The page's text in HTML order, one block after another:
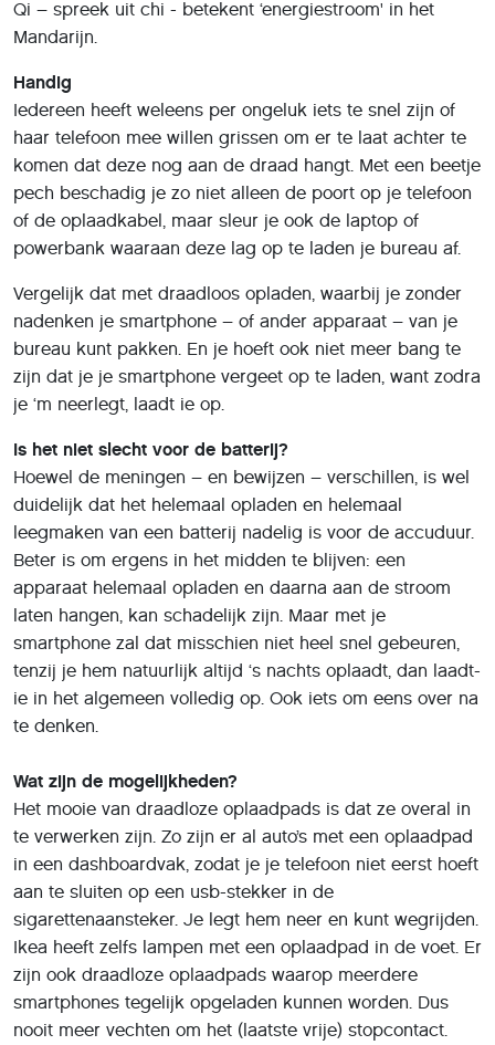
Is het niet slecht voor de batterij?
duidelijk dat het helemaal opladen en helemaal
leegmaken van een batterij nadelig is voor de accuduur.
Beter is om ergens in het midden te blijven: een
apparaat helemaal opladen en daarna aan de stroom
laten hangen, kan schadelijk zijn. Maar met je
smartphone zal dat misschien niet heel snel gebeuren,
tenzij je hem natuurlijk altijd ‘s nachts oplaadt, dan laadt-
ie in het algemeen volledig op. Ook iets om eens over na
te denken.
Wat zijn de mogelijkheden?
Het mooie van draadloze oplaadpads is dat ze overal in
te verwerken zijn. Zo zijn er al auto’s met een oplaadpad
in een dashboardvak, zodat je je telefoon niet eerst hoeft
aan te sluiten op een usb-stekker in de
sigarettenaansteker. Je legt hem neer en kunt wegrijden.
Ikea heeft zelfs lampen met een oplaadpad in de voet. Er
zijn ook draadloze oplaadpads waarop meerdere
smartphones tegelijk opgeladen kunnen worden. Dus
nooit meer vechten om het (laatste vrije) stopcontact.
Welke telefoons kun je op deze manier opladen?
Sinds kort is Apple om en kun je de iPhone 8, 8+ en
iPhone X, ook draadloos opladen. Android-telefoons
op, er is een verschil tussen QI integrated en QI ready. Qi
integrated is helemaal klaar voor draadloos opladen,
neerleggen op een oplaadpad en hop, hij laadt op. Dit
zijn onder (veel) meer de genoemde iPhones, Samsung
Galaxy-telefoons vanaf de S6 en bijvoorbeeld de Google
Nexus 4, 5 en 6. Qi ready betekent dat de techniek er in
principe klaar voor is, maar dat je telefoon nog een
ontvanger nodig heeft. Om zeker te weten of je telefoon
Qi integrated of Qi ready is, kun je het beste de
gebruiksaanwijzing raadplegen of de site van de